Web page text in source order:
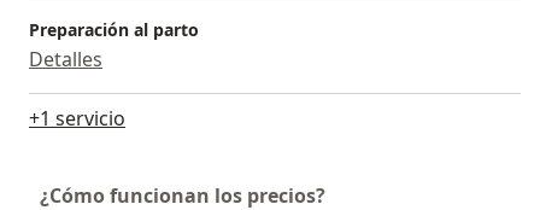
Preparación al parto
Detalles
+1 servicio
¿Cómo funcionan los precios?